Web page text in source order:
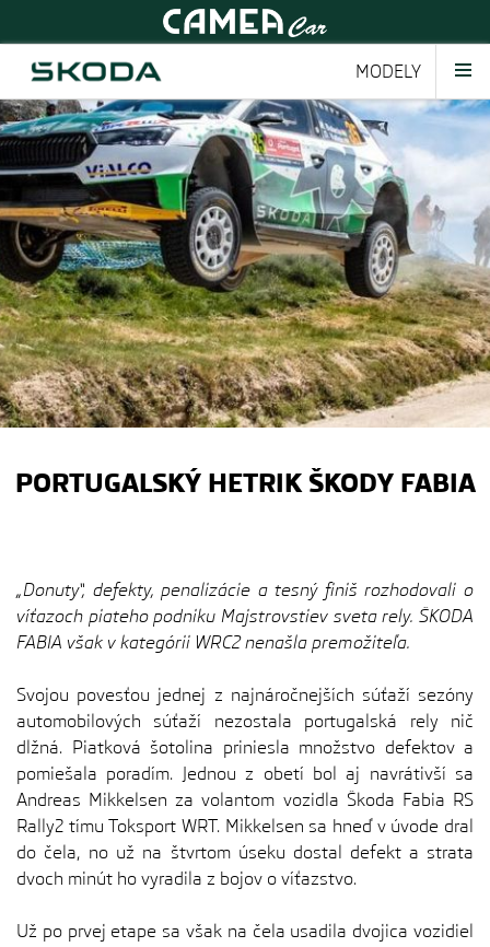
MODELY
PORTUGALSKÝ HETRIK ŠKODY FABIA
„Donuty“, defekty, penalizácie a tesný finiš rozhodovali o
víťazoch piateho podniku Majstrovstiev sveta rely. ŠKODA
FABIA však v kategórii WRC2 nenašla premožiteľa.
Svojou povesťou jednej z najnáročnejších súťaží sezóny
automobilových súťaží nezostala portugalská rely nič
dlžná. Piatková šotolina priniesla množstvo defektov a
pomiešala poradím. Jednou z obetí bol aj navrátivší sa
Andreas Mikkelsen za volantom vozidla Škoda Fabia RS
Rally2 tímu Toksport WRT. Mikkelsen sa hneď v úvode dral
do čela, no už na štvrtom úseku dostal defekt a strata
dvoch minút ho vyradila z bojov o víťazstvo.
Už po prvej etape sa však na čela usadila dvojica vozidiel